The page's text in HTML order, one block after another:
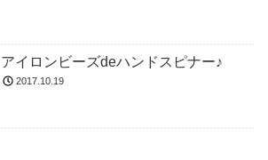
アイロンビーズdeハンドスピナー♪
2017.10.19